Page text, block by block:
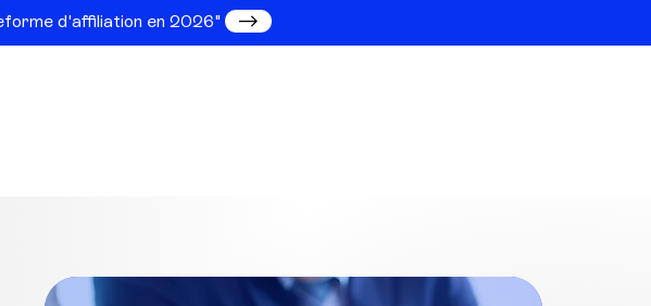
d'affiliation en 2026"